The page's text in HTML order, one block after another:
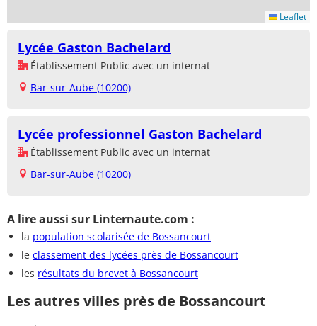
Leaflet
Lycée Gaston Bachelard
Établissement Public avec un internat
Bar-sur-Aube (10200)
Lycée professionnel Gaston Bachelard
Établissement Public avec un internat
Bar-sur-Aube (10200)
A lire aussi sur Linternaute.com :
la population scolarisée de Bossancourt
le classement des lycées près de Bossancourt
les résultats du brevet à Bossancourt
Les autres villes près de Bossancourt